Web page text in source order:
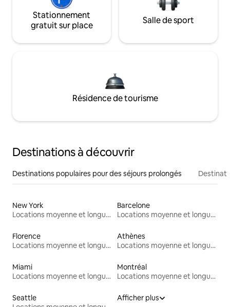
Stationnement
gratuit sur place
Salle de sport
Résidence de tourisme
Destinations à découvrir
Destinations populaires pour des séjours prolongés
New York
Locations moyenne et longue durée
Barcelone
Locations moyenne et longue durée
Florence
Locations moyenne et longue durée
Athènes
Locations moyenne et longue durée
Miami
Locations moyenne et longue durée
Montréal
Locations moyenne et longue durée
Seattle
Afficher plus